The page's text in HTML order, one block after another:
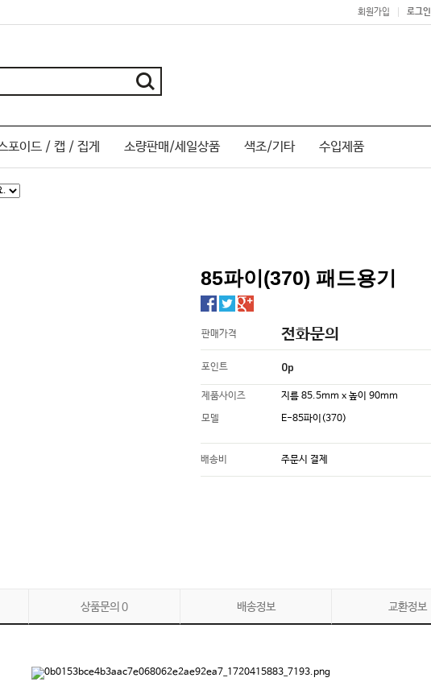
회원가입 로그인
포이드 / 캡 / 집게 소량판매/세일상품 색조/기타 수입제품
85파이(370) 패드용기
판매가격 전화문의
포인트 0p
제품사이즈
지름 85.5mm x 높이 90mm
모델
E-85파이(370)
배송비 주문시 결제
상품문의 0 배송정보 교환정보